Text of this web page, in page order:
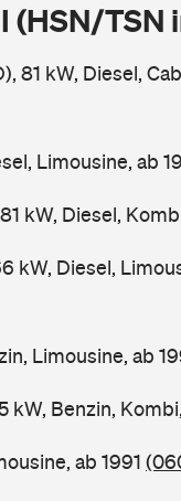
(HSN/TSN
81 kW, Diesel,
Limousine, ab
kW, Diesel,
kW, Diesel,
Limousine, ab
kW, Benzin,
ab 1991